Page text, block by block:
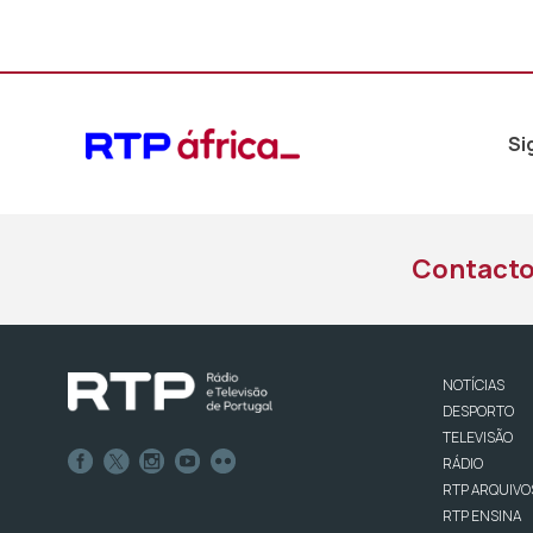
NOTÍCIAS
DESPORTO
TELEVISÃO
RÁDIO
RTP
RTP ENSINA